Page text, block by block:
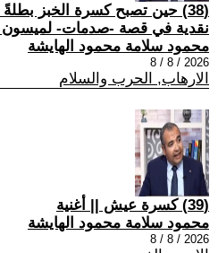
(38) حين تصبح كسرة الخبز
نقدية في قصة -صدمات- لميسون
محمود سلامة محمود الهايشة
2026 / 8 / 8
الارهاب, الحرب والسلام
(39) كسرة عيش || أغنية
محمود سلامة محمود الهايشة
2026 / 8 / 8